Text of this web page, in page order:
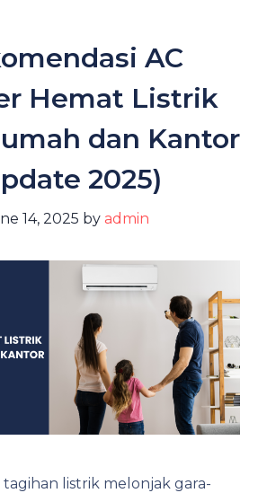
AC
Hemat Listrik
dan Kantor
2025)
14, 2025 by admin
tagihan listrik melonjak gara-